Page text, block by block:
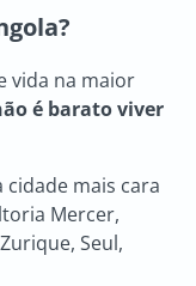
vida na maior
é barato viver
mais cara
Mercer,
Seul,